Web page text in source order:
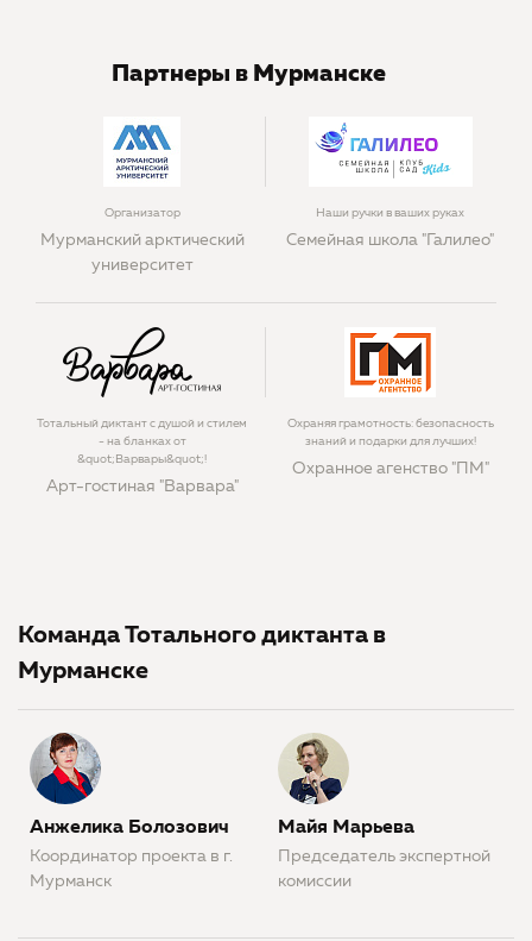
Партнеры в Мурманске
Организатор
Мурманский арктический
университет
Наши ручки в ваших руках
Семейная школа "Галилео"
Тотальный диктант с душой и стилем
- на бланках от
&quot;Варвары&quot;!
Арт-гостиная "Варвара"
Охраняя грамотность: безопасность
знаний и подарки для лучших!
Охранное агенство "ПМ"
Команда Тотального диктанта в
Мурманске
Анжелика Болозович
Координатор проекта в г.
Мурманск
Майя Марьева
Председатель экспертной
комиссии